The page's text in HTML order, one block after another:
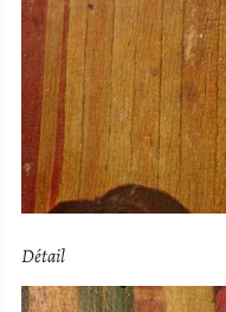
Détail